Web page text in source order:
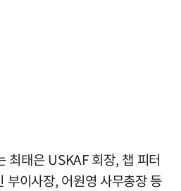
최태은 USKAF 회장, 챕 피터
부이사장, 어원영 사무총장 등